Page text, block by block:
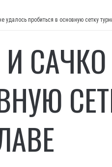
удалось пробиться в основную сетку